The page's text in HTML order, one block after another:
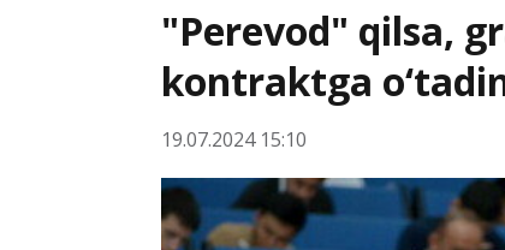
"Perevod" qilsa,
kontraktga
19.07.2024 15:10